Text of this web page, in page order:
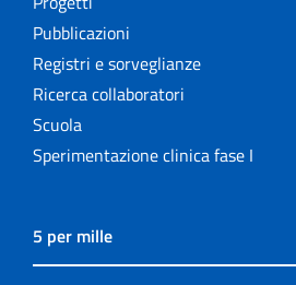
Pubblicazioni
Registri e sorveglianze
Ricerca collaboratori
Scuola
Sperimentazione clinica fase I
5 per mille